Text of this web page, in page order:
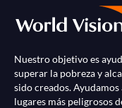
Nuestro objetivo es
superar la pobreza y
sido creados. Ayudamos
lugares más peligrosos